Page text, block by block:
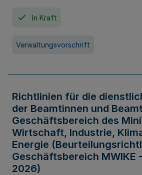
In Kraft
Verwaltungsvorschrift
Richtlinien für die
der Beamtinnen und
Geschäftsbereich des
Wirtschaft, Industrie,
Energie
Geschäftsbereich MWIKE
2026)